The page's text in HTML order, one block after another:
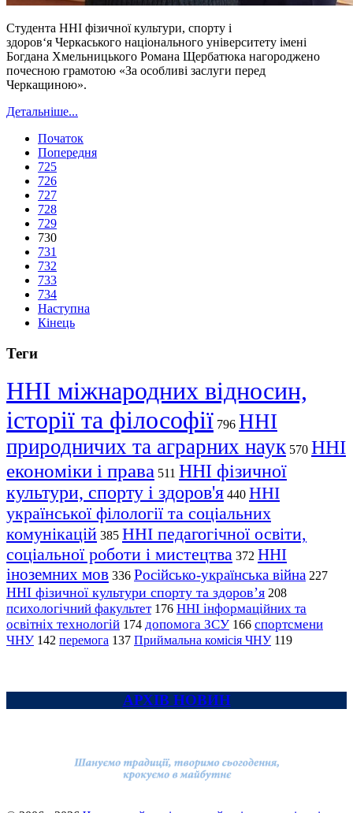
Студента ННІ фізичної культури, спорту і
здоров‘я Черкаського національного університету імені
Богдана Хмельницького Романа Щербатюка нагороджено
почесною грамотою «За особливі заслуги перед
Черкащиною».
Детальніше...
Початок
Попередня
725
726
727
728
729
730
731
732
733
734
Наступна
Кінець
Теги
ННІ міжнародних відносин,
історії та філософії 796 ННІ
природничих та аграрних наук 570 ННІ
економіки і права 511 ННІ фізичної
культури, спорту і здоров'я 440 ННІ
української філології та соціальних
комунікацій 385 ННІ педагогічної освіти,
соціальної роботи і мистецтва 372 ННІ
іноземних мов 336 Російсько-українська війна 227
ННІ фізичної культури спорту та здоров’я 208
психологічний факультет 176 ННІ інформаційних та
освітніх технологій 174 допомога ЗСУ 166 спортсмени
ЧНУ 142 перемога 137 Приймальна комісія ЧНУ 119
АРХІВ НОВИН